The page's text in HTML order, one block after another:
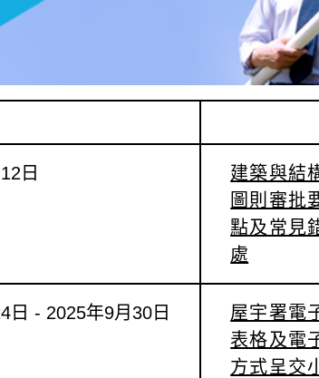
日
建築與結
圖則審批
點及常見
處
日 - 2025年9月30日
屋宇署電
表格及電
方式呈交